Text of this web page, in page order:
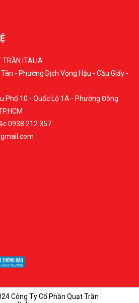
TRẦN ITALIA
- Phường Dịch Vọng Hậu - Cầu Giấy -
Phố 10 - Quốc Lộ 1A - Phường Đông
0938.212.357
Công Ty Cổ Phần Quạt Trần